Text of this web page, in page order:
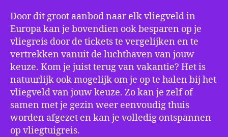
Door dit groot aanbod naar elk vliegveld in
Europa kan je bovendien ook besparen op je
vliegreis door de tickets te vergelijken en te
vertrekken vanuit de luchthaven van jouw
keuze. Kom je juist terug van vakantie? Het is
natuurlijk ook mogelijk om je op te halen bij het
vliegveld van jouw keuze. Zo kan je zelf of
samen met je gezin weer eenvoudig thuis
worden afgezet en kan je volledig ontspannen
op vliegtuigreis.